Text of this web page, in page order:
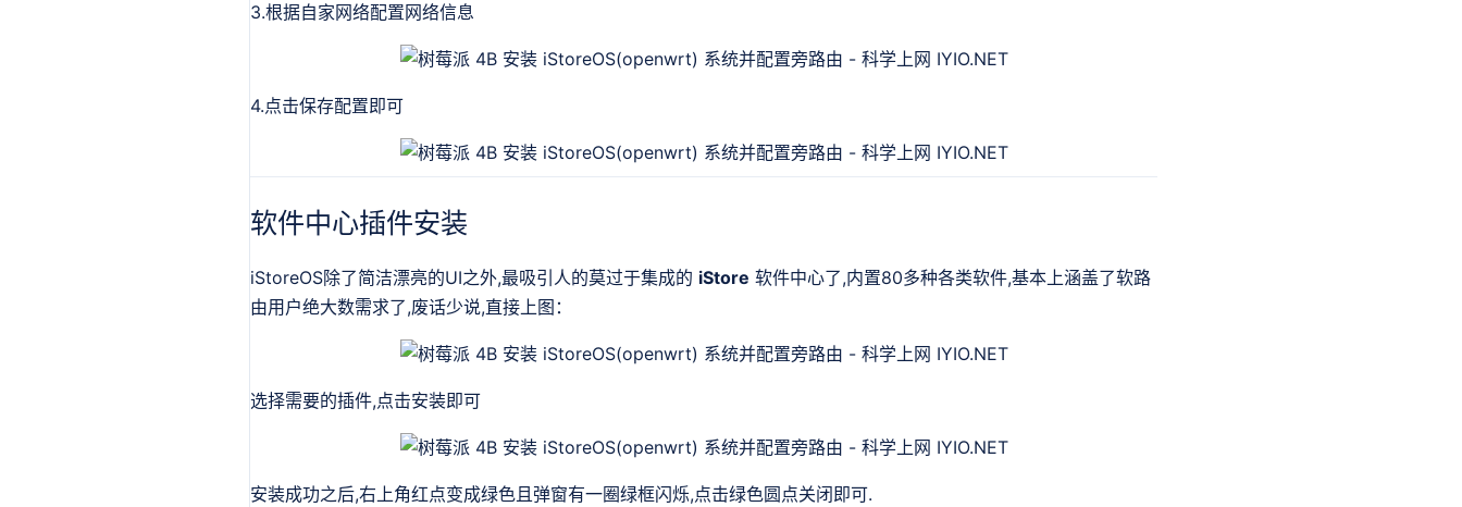
3.根据自家网络配置网络信息
4.点击保存配置即可
软件中心插件安装
iStoreOS除了简洁漂亮的UI之外,最吸引人的莫过于集成的 iStore 软件中心了,内置80多种各类软件,基本上涵盖了软路
由用户绝大数需求了,废话少说,直接上图：
选择需要的插件,点击安装即可
安装成功之后,右上角红点变成绿色且弹窗有一圈绿框闪烁,点击绿色圆点关闭即可.